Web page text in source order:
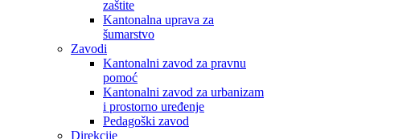
zaštite
Kantonalna uprava za
šumarstvo
Zavodi
Kantonalni zavod za pravnu
pomoć
Kantonalni zavod za urbanizam
i prostorno uređenje
Pedagoški zavod
Direkcije